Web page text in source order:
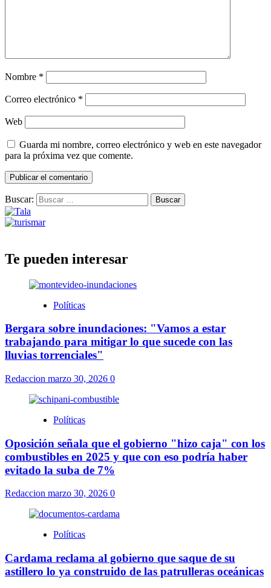
Nombre *
Correo electrónico *
Web
Guarda mi nombre, correo electrónico y web en este navegador
para la próxima vez que comente.
Buscar:
Te pueden interesar
Políticas
Bergara sobre inundaciones: "Vamos a estar
trabajando para mitigar lo que sucede con las
lluvias torrenciales"
Redaccion marzo 30, 2026 0
Políticas
Oposición señala que el gobierno "hizo caja" con los
combustibles en 2025 y que con eso podría haber
evitado la suba de 7%
Redaccion marzo 30, 2026 0
Políticas
Cardama reclama al gobierno que saque de su
astillero lo ya construido de las patrulleras oceánicas